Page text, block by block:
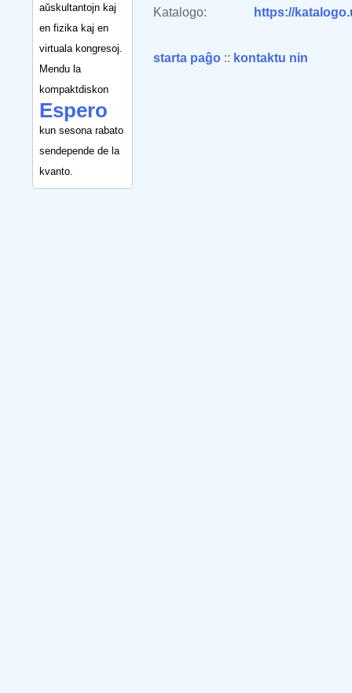
aŭskultantojn kaj
en fizika kaj en
virtuala kongresoj.
Mendu la
kompaktdiskon
Espero
kun sesona rabato
sendepende de la
kvanto.
Katalogo:
https://
starta paĝo :: kontaktu nin